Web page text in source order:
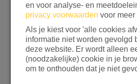
human,
ignore
Kies een bedrag
€ 15 € 25 € 50
ANDERS
Ik wil bijdragen aan de
en voor analyse- en
privacy voorwaarden voor meer
Als je kiest voor 'alle cookies
informatie niet worden gevolgd
deze website. Er wordt alleen
(noodzakelijke) cookie in je
om te onthouden dat je niet